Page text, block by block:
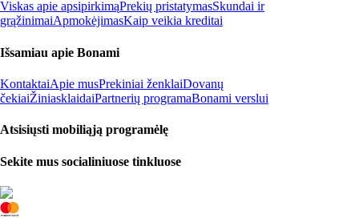
Viskas apie apsipirkimąPrekių pristatymasSkundai ir
grąžinimaiApmokėjimasKaip veikia kreditai
Išsamiau apie Bonami
KontaktaiApie musPrekiniai ženklaiDovanų
čekiaiŽiniasklaidaiPartnerių programaBonami verslui
Atsisiųsti mobiliąją programėlę
Sekite mus socialiniuose tinkluose